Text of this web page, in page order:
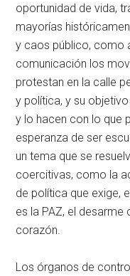
oportunidad de vida,
mayorías
y caos público, como
comunicación los
protestan en la calle
y política, y su
y lo hacen con lo que
esperanza de ser
un tema que se
coercitivas, como la
de política que exige,
es la PAZ, el desarme
corazón.
Los órganos de